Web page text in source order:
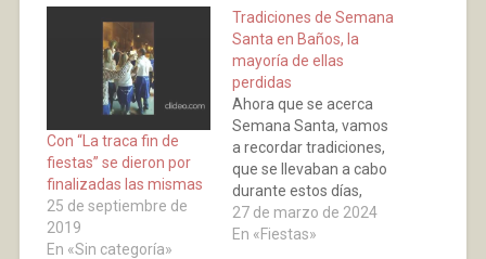
Con “La traca fin de
fiestas” se dieron por
finalizadas las mismas
25 de septiembre de
2019
En «Sin categoría»
Tradiciones de Semana
Santa en Baños, la
mayoría de ellas
perdidas
Ahora que se acerca
Semana Santa, vamos
a recordar tradiciones,
que se llevaban a cabo
durante estos días,
alguna de ellas
perduran: LOS
27 de marzo de 2024
En «Fiestas»